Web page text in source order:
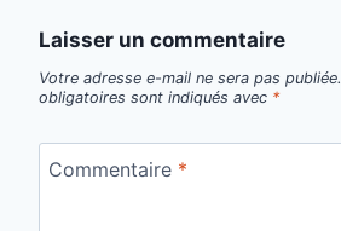
Laisser un commentaire
Votre adresse e-mail ne sera pas publiée.
obligatoires sont indiqués avec *
Commentaire *